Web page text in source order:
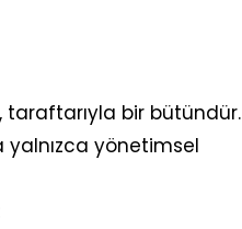
taraftarıyla bir bütündür.
yalnızca yönetimsel